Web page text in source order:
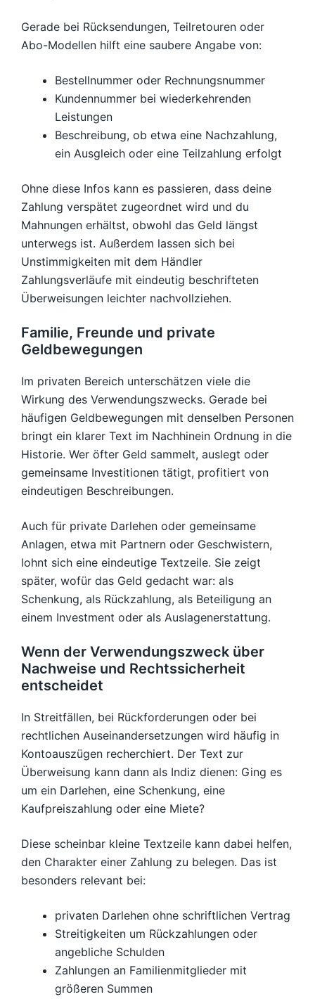
Gerade bei Rücksendungen, Teilretouren oder
Abo-Modellen hilft eine saubere Angabe von:
Bestellnummer oder Rechnungsnummer
Kundennummer bei wiederkehrenden
Leistungen
Beschreibung, ob etwa eine Nachzahlung,
ein Ausgleich oder eine Teilzahlung erfolgt
Ohne diese Infos kann es passieren, dass deine
Zahlung verspätet zugeordnet wird und du
Mahnungen erhältst, obwohl das Geld längst
unterwegs ist. Außerdem lassen sich bei
Unstimmigkeiten mit dem Händler
Zahlungsverläufe mit eindeutig beschrifteten
Überweisungen leichter nachvollziehen.
Familie, Freunde und private
Geldbewegungen
Im privaten Bereich unterschätzen viele die
Wirkung des Verwendungszwecks. Gerade bei
häufigen Geldbewegungen mit denselben Personen
bringt ein klarer Text im Nachhinein Ordnung in die
Historie. Wer öfter Geld sammelt, auslegt oder
gemeinsame Investitionen tätigt, profitiert von
eindeutigen Beschreibungen.
Auch für private Darlehen oder gemeinsame
Anlagen, etwa mit Partnern oder Geschwistern,
lohnt sich eine eindeutige Textzeile. Sie zeigt
später, wofür das Geld gedacht war: als
Schenkung, als Rückzahlung, als Beteiligung an
einem Investment oder als Auslagenerstattung.
Wenn der Verwendungszweck über
Nachweise und Rechtssicherheit
entscheidet
In Streitfällen, bei Rückforderungen oder bei
rechtlichen Auseinandersetzungen wird häufig in
Kontoauszügen recherchiert. Der Text zur
Überweisung kann dann als Indiz dienen: Ging es
um ein Darlehen, eine Schenkung, eine
Kaufpreiszahlung oder eine Miete?
Diese scheinbar kleine Textzeile kann dabei helfen,
den Charakter einer Zahlung zu belegen. Das ist
besonders relevant bei:
privaten Darlehen ohne schriftlichen Vertrag
Streitigkeiten um Rückzahlungen oder
angebliche Schulden
Zahlungen an Familienmitglieder mit
größeren Summen